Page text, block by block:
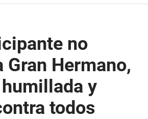
no
Gran Hermano,
y
todos